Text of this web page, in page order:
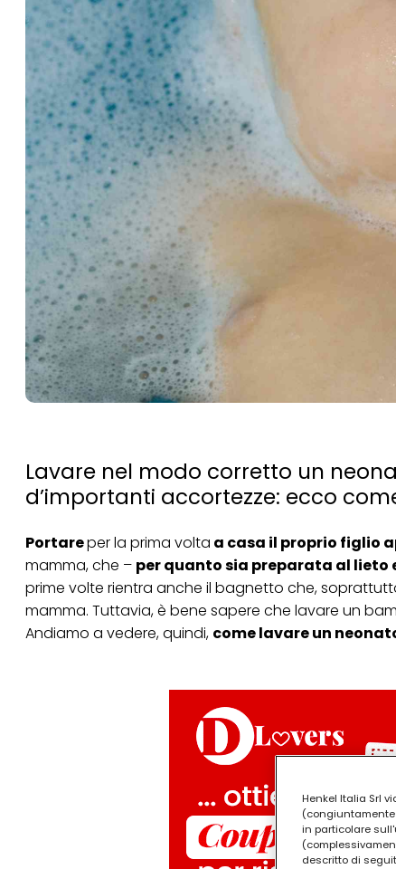
Lavare nel modo corretto un
d’importanti accortezze: ecco
Portareper la prima volta a casa il proprio figlio
mamma, che – per quanto sia preparata al lieto
prime volte rientra anche il bagnetto che,
mamma. Tuttavia, è bene sapere che lavare un
Andiamo a vedere, quindi, come lavare un
Henkel Italia Srl
(congiuntamente
in particolare
descritto di